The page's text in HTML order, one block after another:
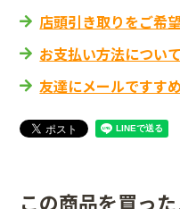
店頭引き取りをご希
お支払い方法について
友達にメールですす
この商品を買っ